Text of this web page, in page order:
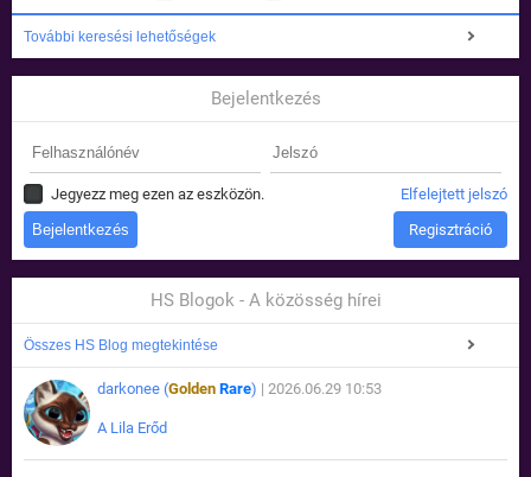
További keresési lehetőségek
Bejelentkezés
Jegyezz meg ezen az eszközön. Elfelejtett jelszó
Regisztráció
HS Blogok - A közösség hírei
Összes HS Blog megtekintése
darkonee (Golden Rare) | 2026.06.29 10:53
A Lila Erőd